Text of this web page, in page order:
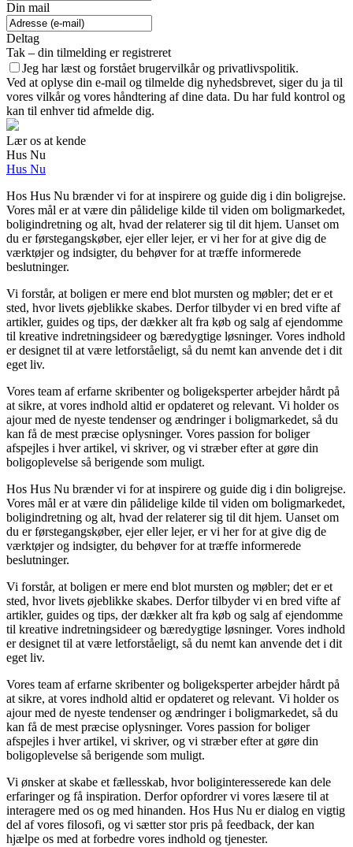
Din mail
Deltag
Tak – din tilmelding er registreret
Jeg har læst og forstået brugervilkår og privatlivspolitik.
Ved at oplyse din e-mail og tilmelde dig nyhedsbrevet, siger du ja til
vores vilkår og vores håndtering af dine data. Du har fuld kontrol og
kan til enhver tid afmelde dig.
Lær os at kende
Hus Nu
Hus Nu
Hos Hus Nu brænder vi for at inspirere og guide dig i din boligrejse.
Vores mål er at være din pålidelige kilde til viden om boligmarkedet,
boligindretning og alt, hvad der relaterer sig til dit hjem. Uanset om
du er førstegangskøber, ejer eller lejer, er vi her for at give dig de
værktøjer og indsigter, du behøver for at træffe informerede
beslutninger.
Vi forstår, at boligen er mere end blot mursten og møbler; det er et
sted, hvor livets øjeblikke skabes. Derfor tilbyder vi en bred vifte af
artikler, guides og tips, der dækker alt fra køb og salg af ejendomme
til kreative indretningsideer og bæredygtige løsninger. Vores indhold
er designet til at være letforståeligt, så du nemt kan anvende det i dit
eget liv.
Vores team af erfarne skribenter og boligeksperter arbejder hårdt på
at sikre, at vores indhold altid er opdateret og relevant. Vi holder os
ajour med de nyeste tendenser og ændringer i boligmarkedet, så du
kan få de mest præcise oplysninger. Vores passion for boliger
afspejles i hver artikel, vi skriver, og vi stræber efter at gøre din
boligoplevelse så berigende som muligt.
Hos Hus Nu brænder vi for at inspirere og guide dig i din boligrejse.
Vores mål er at være din pålidelige kilde til viden om boligmarkedet,
boligindretning og alt, hvad der relaterer sig til dit hjem. Uanset om
du er førstegangskøber, ejer eller lejer, er vi her for at give dig de
værktøjer og indsigter, du behøver for at træffe informerede
beslutninger.
Vi forstår, at boligen er mere end blot mursten og møbler; det er et
sted, hvor livets øjeblikke skabes. Derfor tilbyder vi en bred vifte af
artikler, guides og tips, der dækker alt fra køb og salg af ejendomme
til kreative indretningsideer og bæredygtige løsninger. Vores indhold
er designet til at være letforståeligt, så du nemt kan anvende det i dit
eget liv.
Vores team af erfarne skribenter og boligeksperter arbejder hårdt på
at sikre, at vores indhold altid er opdateret og relevant. Vi holder os
ajour med de nyeste tendenser og ændringer i boligmarkedet, så du
kan få de mest præcise oplysninger. Vores passion for boliger
afspejles i hver artikel, vi skriver, og vi stræber efter at gøre din
boligoplevelse så berigende som muligt.
Vi ønsker at skabe et fællesskab, hvor boliginteresserede kan dele
erfaringer og få inspiration. Derfor opfordrer vi vores læsere til at
interagere med os og med hinanden. Hos Hus Nu er dialog en vigtig
del af vores filosofi, og vi sætter stor pris på feedback, der kan
hjælpe os med at forbedre vores indhold og tjenester.